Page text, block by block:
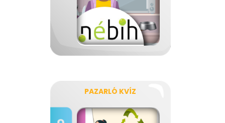
PAZARLÓ KVÍZ